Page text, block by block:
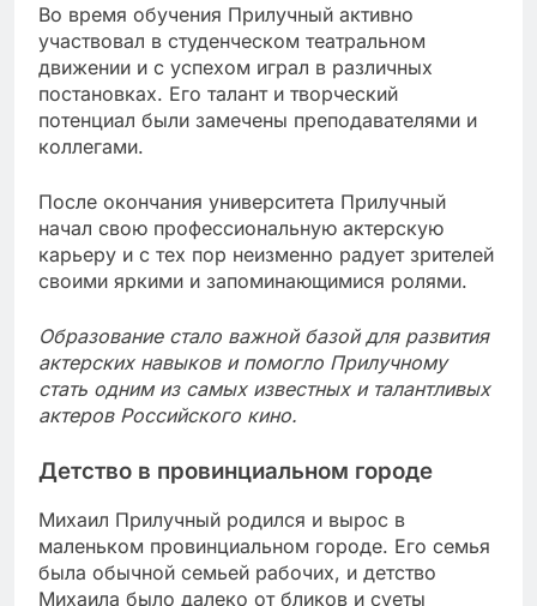
Во время обучения Прилучный активно
участвовал в студенческом театральном
движении и с успехом играл в различных
постановках. Его талант и творческий
потенциал были замечены преподавателями и
коллегами.
После окончания университета Прилучный
начал свою профессиональную актерскую
карьеру и с тех пор неизменно радует зрителей
своими яркими и запоминающимися ролями.
Образование стало важной базой для развития
актерских навыков и помогло Прилучному
стать одним из самых известных и талантливых
актеров Российского кино.
Детство в провинциальном городе
Михаил Прилучный родился и вырос в
маленьком провинциальном городе. Его семья
была обычной семьей рабочих, и детство
Михаила было далеко от бликов и суеты